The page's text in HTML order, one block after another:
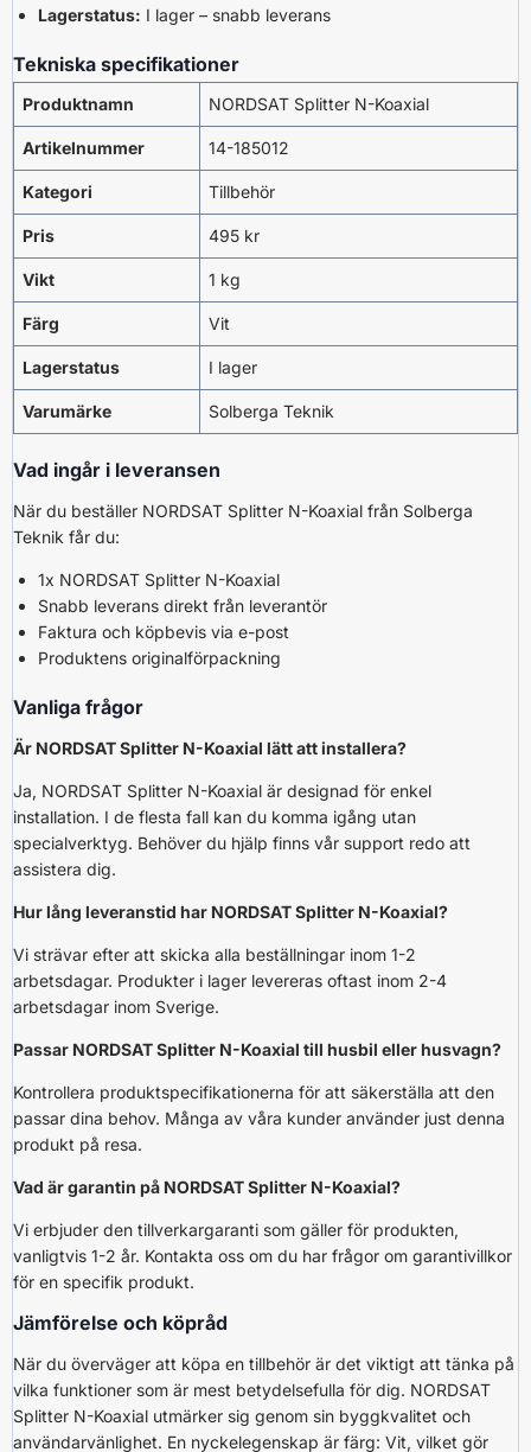
Lagerstatus: I lager – snabb leverans
Tekniska specifikationer
Produktnamn NORDSAT Splitter N-Koaxial
Artikelnummer 14-185012
Kategori Tillbehör
Pris 495 kr
Vikt 1 kg
Färg Vit
Lagerstatus I lager
Varumärke Solberga Teknik
Vad ingår i leveransen
När du beställer NORDSAT Splitter N-Koaxial från Solberga
Teknik får du:
1x NORDSAT Splitter N-Koaxial
Snabb leverans direkt från leverantör
Faktura och köpbevis via e-post
Produktens originalförpackning
Vanliga frågor
Är NORDSAT Splitter N-Koaxial lätt att installera?
Ja, NORDSAT Splitter N-Koaxial är designad för enkel
installation. I de flesta fall kan du komma igång utan
specialverktyg. Behöver du hjälp finns vår support redo att
assistera dig.
Hur lång leveranstid har NORDSAT Splitter N-Koaxial?
Vi strävar efter att skicka alla beställningar inom 1-2
arbetsdagar. Produkter i lager levereras oftast inom 2-4
arbetsdagar inom Sverige.
Passar NORDSAT Splitter N-Koaxial till husbil eller husvagn?
Kontrollera produktspecifikationerna för att säkerställa att den
passar dina behov. Många av våra kunder använder just denna
produkt på resa.
Vad är garantin på NORDSAT Splitter N-Koaxial?
Vi erbjuder den tillverkargaranti som gäller för produkten,
vanligtvis 1-2 år. Kontakta oss om du har frågor om garantivillkor
för en specifik produkt.
Jämförelse och köpråd
När du överväger att köpa en tillbehör är det viktigt att tänka på
vilka funktioner som är mest betydelsefulla för dig. NORDSAT
Splitter N-Koaxial utmärker sig genom sin byggkvalitet och
användarvänlighet. En nyckelegenskap är färg: Vit, vilket gör